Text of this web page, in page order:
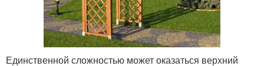
Единственной сложностью может оказаться верхний